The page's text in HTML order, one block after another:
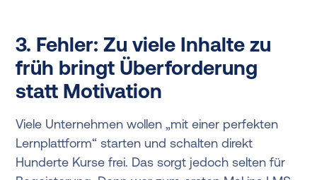
3. Fehler: Zu viele Inhalte zu
früh bringt Überforderung
statt Motivation
Viele Unternehmen wollen „mit einer perfekten
Lernplattform“ starten und schalten direkt
Hunderte Kurse frei. Das sorgt jedoch selten für